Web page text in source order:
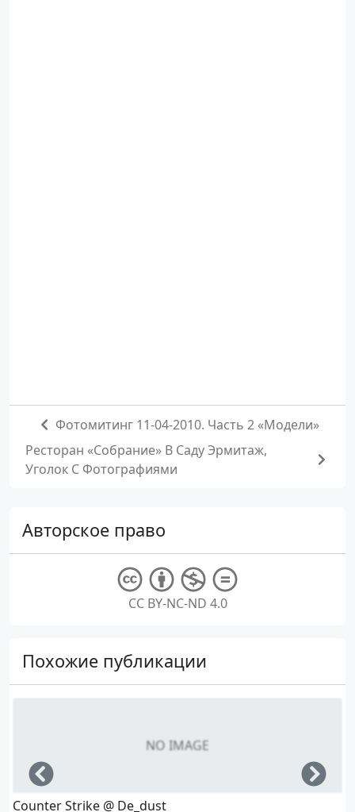
Фотомитинг 11-04-2010. Часть 2 «Модели»
Ресторан «Собрание» В Саду Эрмитаж,
Уголок С Фотографиями
Авторское право
CC BY-NC-ND 4.0
Похожие публикации
NO IMAGE
Counter Strike @ De_dust
Left